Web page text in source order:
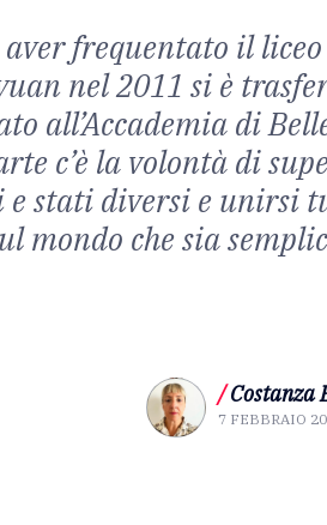
aver frequentato il
nel 2011 si è
all’Accademia di
c’è la volontà di
e stati diversi e unirsi
mondo che sia
/ Costanza
7 FEBBRAIO